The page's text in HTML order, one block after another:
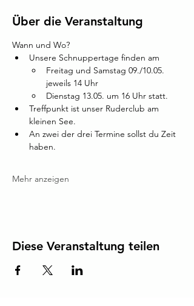
Über die Veranstaltung
Wann und Wo?
Unsere Schnuppertage finden am
Freitag und Samstag 09./10.05.
jeweils 14 Uhr
Dienstag 13.05. um 16 Uhr statt.
Treffpunkt ist unser Ruderclub am
kleinen See.
An zwei der drei Termine sollst du Zeit
haben.
Mehr anzeigen
Diese Veranstaltung teilen